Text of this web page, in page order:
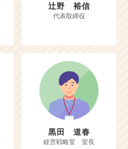
辻野 裕信
代表取締役
黒田 道春
経営戦略室 室長